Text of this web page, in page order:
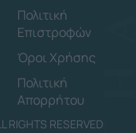
Πολιτική
Επιστροφών
Όροι Χρήσης
Πολιτική
Απορρήτου
RIGHTS RESERVED